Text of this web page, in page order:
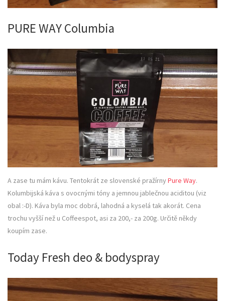
PURE WAY Columbia
A zase tu mám kávu. Tentokrát ze slovenské pražírnyPure Way.
Kolumbijská káva s ovocnými tóny a jemnou jablečnou aciditou (viz
obal :-D). Káva byla moc dobrá, lahodná a kyselá tak akorát. Cena
trochu vyšší než u Coffeespot, asi za 200,- za 200g. Určitě někdy
koupím zase.
Today Fresh deo & bodyspray